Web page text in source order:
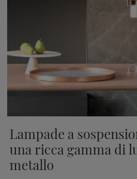
Lampade a
una ricca gamma di
metallo